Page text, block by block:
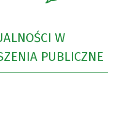
W
PUBLICZNE